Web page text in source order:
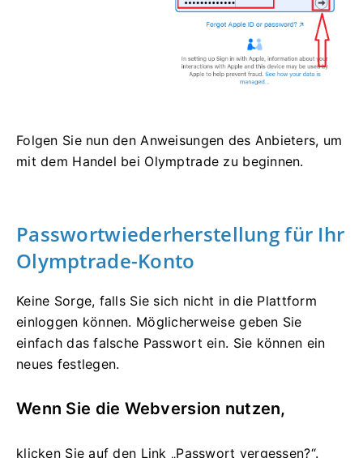
Folgen Sie nun den Anweisungen des Anbieters, um
mit dem Handel bei Olymptrade zu beginnen.
Passwortwiederherstellung für Ihr
Olymptrade-Konto
Keine Sorge, falls Sie sich nicht in die Plattform
einloggen können. Möglicherweise geben Sie
einfach das falsche Passwort ein. Sie können ein
neues festlegen.
Wenn Sie die Webversion nutzen,
klicken Sie auf den Link „Passwort vergessen?“.